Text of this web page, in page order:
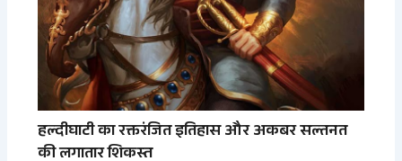
हल्दीघाटी का रक्तरंजित इतिहास और अकबर सल्तनत
की लगातार शिकस्त